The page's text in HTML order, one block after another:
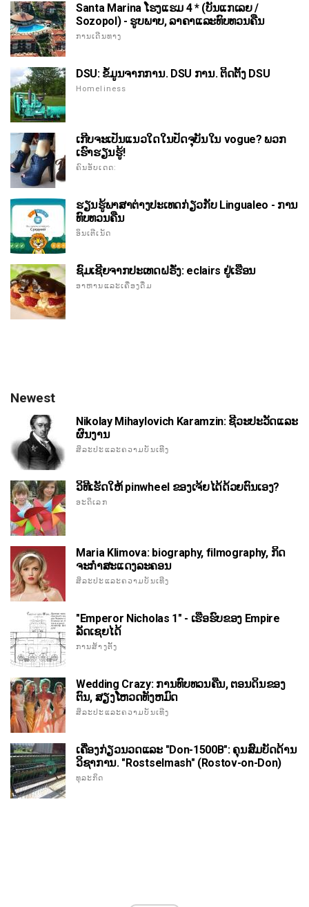
Santa Marina ໂຮງແຮມ 4 * (ບັນແກເລຍ /
Sozopol) - ຮູບພາບ, ລາຄາແລະທົບທວນຄືນ
ການເດີນທາງ
DSU: ຂໍ້ມູນຈາກການ. DSU ການ. ຕິດຕັ້ງ DSU
Homeliness
ເກີບຈະເປັນແນວໃດໃນປັດຈຸບັນໃນ vogue? ພວກ
ເຮົາຮຽນຮູ້!
ຄົນອັບເດດ:
ຮຽນຮູ້ພາສາຕ່າງປະເທດກ່ຽວກັບ Lingualeo - ການ
ທົບທວນຄືນ
ອິນເຕີເນັດ
ຊົມເຊີຍຈາກປະເທດຝຣັ່ງ: eclairs ຢູ່ເຮືອນ
ອາຫານແລະເຄື່ອງດື່ມ
Newest
Nikolay Mihaylovich Karamzin: ຊີວະປະວັດແລະ
ຜົນງານ
ສິລະປະແລະຄວາມບັນເທີງ
ວິທີເຮັດໃຫ້ pinwheel ຂອງເຈ້ຍໄດ້ດ້ວຍຕົນເອງ?
ອະດິເລກ
Maria Klimova: biography, filmography, ກິດ
ຈະກໍາສະແດງລະຄອນ
ສິລະປະແລະຄວາມບັນເທີງ
"Emperor Nicholas 1" - ເຮືອຮົບຂອງ Empire
ລັດເຊຍໄດ້
ການສ້າງຕັ້ງ
Wedding Crazy: ການທົບທວນຄືນ, ຕອນດິນຂອງ
ຕົນ, ສຽງໂຫວດທັງຫມົດ
ສິລະປະແລະຄວາມບັນເທີງ
ເຄື່ອງກ່ຽວນວດແລະ "Don-1500B": ຄຸນສົມບັດດ້ານ
ວິຊາການ. "Rostselmash" (Rostov-on-Don)
ທຸລະກິດ